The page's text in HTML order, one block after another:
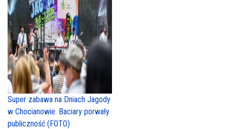
Super zabawa na Dniach Jagody
w Chocianowie. Baciary porwały
publiczność (FOTO)